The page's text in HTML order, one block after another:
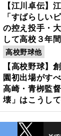
【江川卓伝】
「すばらしい
の控え投手・
して高校３年
【高校野球】
園初出場がす
高崎・青栁監
壊」はこうし
高校野球他